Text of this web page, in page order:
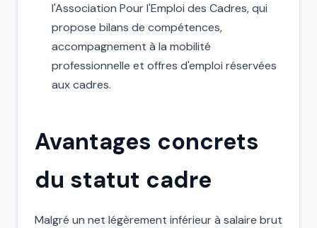
l'Association Pour l'Emploi des Cadres, qui
propose bilans de compétences,
accompagnement à la mobilité
professionnelle et offres d'emploi réservées
aux cadres.
Avantages concrets
du statut cadre
Malgré un net légèrement inférieur à salaire brut